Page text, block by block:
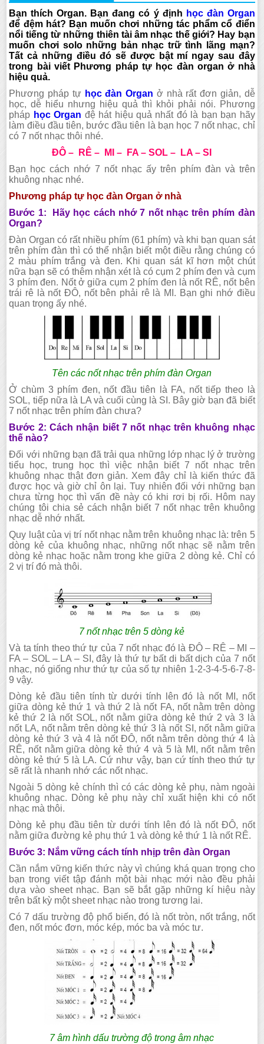
Bạn thích Organ. Bạn đang có ý định học đàn Organ
để đệm hát? Bạn muốn chơi những tác phẩm cổ điển
nổi tiếng từ những thiên tài âm nhạc thế giới? Hay bạn
muốn chơi solo những bản nhạc trữ tình lãng mạn?
Tất cả những điều đó sẽ được bật mí ngay sau đây
trong bài viết Phương pháp tự học đàn organ ở nhà
hiệu quả.
Phương pháp tự học đàn Organ ở nhà rất đơn giản, dễ
học, dễ hiểu nhưng hiệu quả thì khỏi phải nói. Phương
pháp học Organ đệ hát hiệu quả nhất đó là bạn bạn hãy
làm điều đầu tiên, bước đầu tiên là bạn học 7 nốt nhạc, chỉ
có 7 nốt nhạc thôi nhé.
ĐÔ – RÊ – MI – FA – SOL – LA – SI
Bạn học cách nhớ 7 nốt nhạc ấy trên phím đàn và trên
khuông nhạc nhé.
Phương pháp tự học đàn Organ ở nhà
Bước 1: Hãy học cách nhớ 7 nốt nhạc trên phím đàn
Organ?
Đàn Organ có rất nhiều phím (61 phím) và khi bạn quan sát
trên phím đàn thì có thể nhận biết một điều rằng chúng có
2 màu phím trắng và đen. Khi quan sát kĩ hơn một chút
nữa bạn sẽ có thêm nhận xét là có cụm 2 phím đen và cụm
3 phím đen. Nốt ở giữa cụm 2 phím đen là nốt RÊ, nốt bên
trái rê là nốt ĐÔ, nốt bên phải rê là MI. Bạn ghi nhớ điều
quan trọng ấy nhé.
Tên các nốt nhạc trên phím đàn Organ
Ở chùm 3 phím đen, nốt đầu tiên là FA, nốt tiếp theo là
SOL, tiếp nữa là LA và cuối cùng là SI. Bây giờ bạn đã biết
7 nốt nhạc trên phím đàn chưa?
Bước 2: Cách nhận biết 7 nốt nhạc trên khuông nhạc
thế nào?
Đối với những bạn đã trải qua những lớp nhạc lý ở trường
tiểu học, trung học thì việc nhận biết 7 nốt nhạc trên
khuông nhạc thật đơn giản. Xem đây chỉ là kiến thức đã
được học và giờ chỉ ôn lại. Tuy nhiên đối với những bạn
chưa từng học thì vấn đề này có khi rơi bị rối. Hôm nay
chúng tôi chia sẻ cách nhận biết 7 nốt nhạc trên khuông
nhạc dễ nhớ nhất.
Quy luật của vị trí nốt nhạc nằm trên khuông nhạc là: trên 5
dòng kẻ của khuông nhạc, những nốt nhạc sẽ nằm trên
dòng kẻ nhạc hoặc nằm trong khe giữa 2 dòng kẻ. Chỉ có
2 vị trí đó mà thôi.
7 nốt nhạc trên 5 dòng kẻ
Và ta tính theo thứ tự của 7 nốt nhạc đó là ĐÔ – RÊ – MI –
FA – SOL – LA – SI, đây là thứ tự bất di bất dịch của 7 nốt
nhạc, nó giống như thứ tự của số tự nhiên 1-2-3-4-5-6-7-8-
9 vậy.
Dòng kẻ đầu tiên tính từ dưới tính lên đó là nốt MI, nốt
giữa dòng kẻ thứ 1 và thứ 2 là nốt FA, nốt nằm trên dòng
kẻ thứ 2 là nốt SOL, nốt nằm giữa dòng kẻ thứ 2 và 3 là
nốt LA, nốt nằm trên dòng kẻ thứ 3 là nốt SI, nốt nằm giữa
dòng kẻ thứ 3 và 4 là nốt ĐÔ, nốt nằm trên dòng thứ 4 là
RÊ, nốt nằm giữa dòng kẻ thứ 4 và 5 là MI, nốt nằm trên
dòng kẻ thứ 5 là LA. Cứ như vậy, bạn cứ tính theo thứ tự
sẽ rất là nhanh nhớ các nốt nhạc.
Ngoài 5 dòng kẻ chính thì có các dòng kẻ phụ, nàm ngoài
khuông nhạc. Dòng kẻ phụ này chỉ xuất hiện khi có nốt
nhạc mà thôi.
Dòng kẻ phụ đầu tiên từ dưới tính lên đó là nốt ĐÔ, nốt
nằm giữa đường kẻ phụ thứ 1 và dòng kẻ thứ 1 là nốt RÊ.
Bước 3: Nắm vững cách tính nhịp trên đàn Organ
Cần nắm vững kiến thức này vì chúng khá quan trọng cho
bạn trong viết tập đánh một bài nhạc mới nào đều phải
dựa vào sheet nhạc. Bạn sẽ bắt gặp những kí hiệu này
trên bất kỳ một sheet nhạc nào trong tương lai.
Có 7 dấu trường độ phổ biến, đó là nốt tròn, nốt trắng, nốt
đen, nốt móc đơn, móc kép, móc ba và móc tư.
7 âm hình dấu trường độ trong âm nhạc